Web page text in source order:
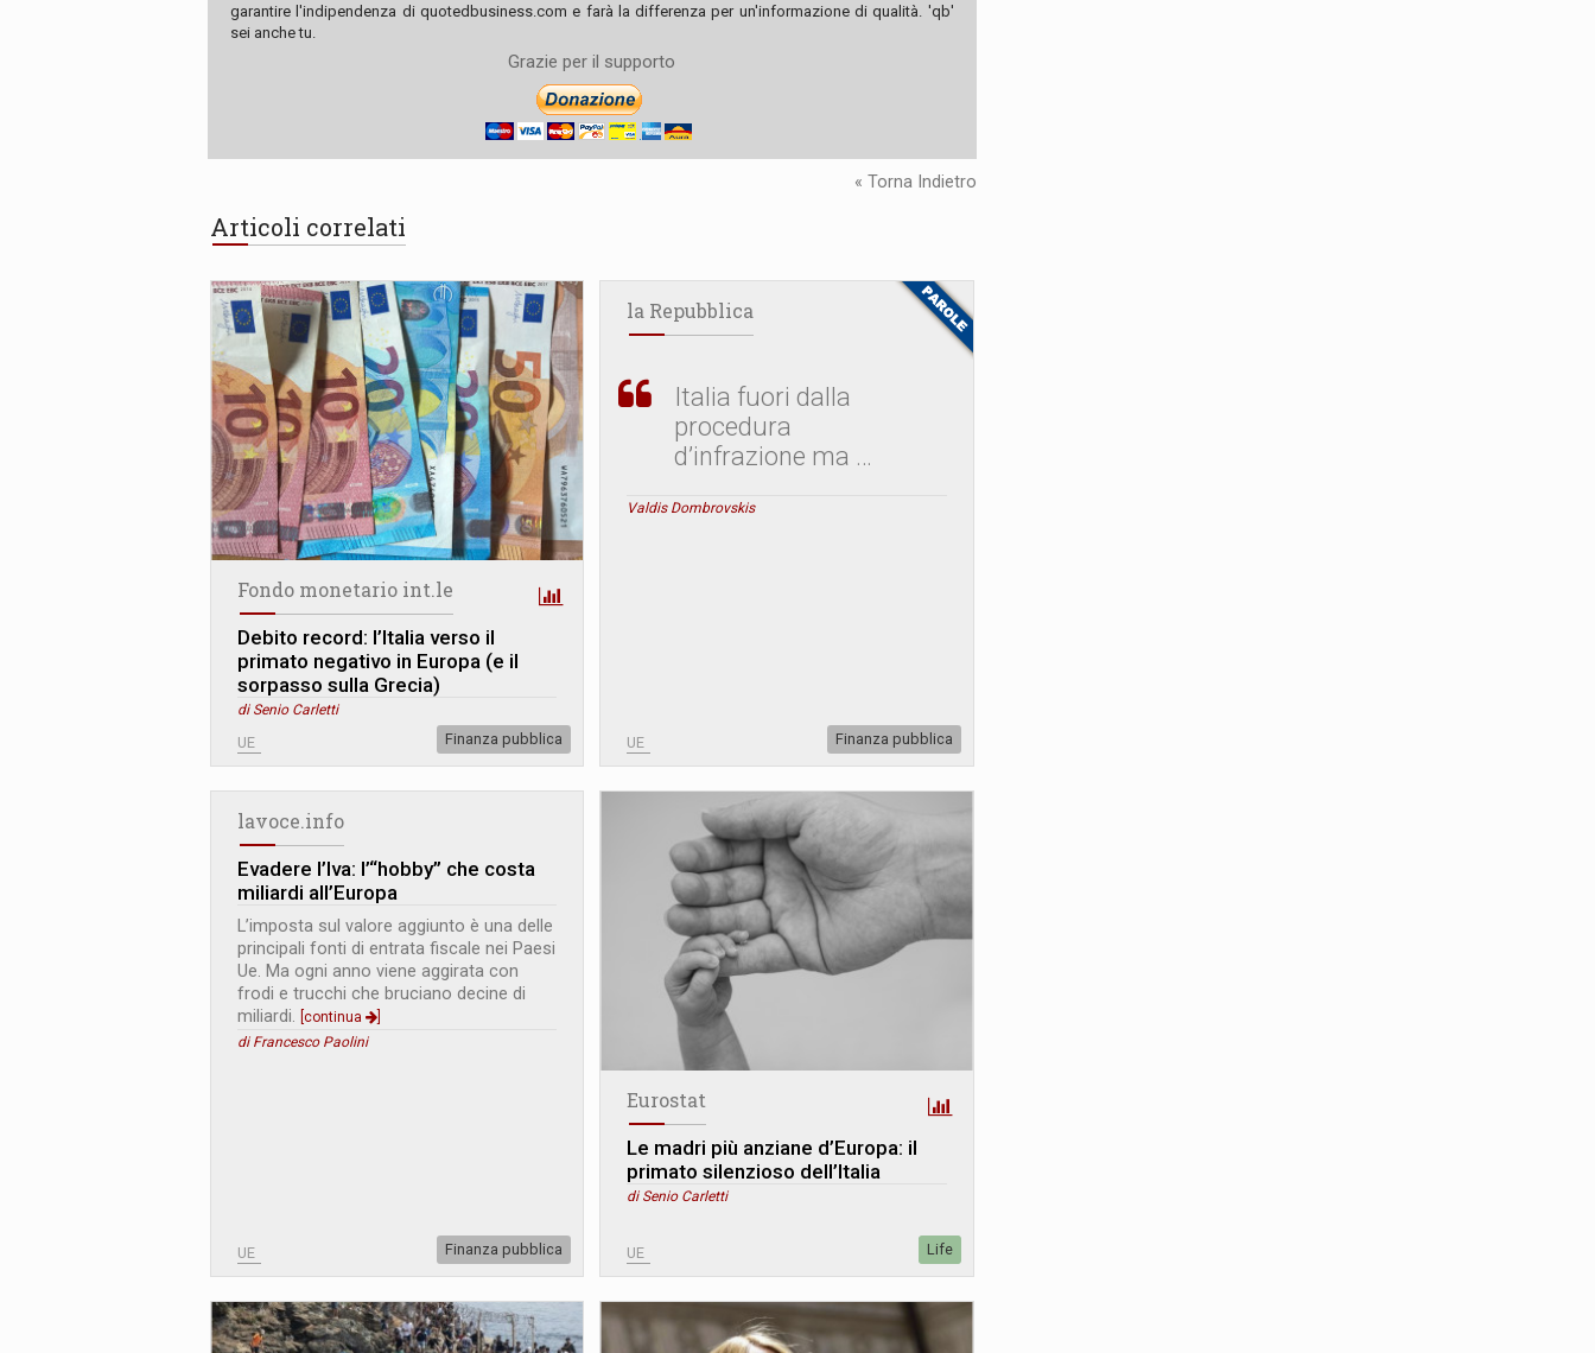
garantire l'indipendenza di quotedbusiness.com e farà la differenza per un'informazione di qualità. 'qb'
sei anche tu.
Grazie per il supporto
« Torna Indietro
Articoli correlati
Fondo monetario int.le
Debito record: l’Italia verso il
primato negativo in Europa (e il
sorpasso sulla Grecia)
di Senio Carletti
UE Finanza pubblica
la Repubblica
Italia fuori dalla
procedura
d’infrazione ma …
Valdis Dombrovskis
UE Finanza pubblica
lavoce.info
Evadere l’Iva: l’“hobby” che costa
miliardi all’Europa
L’imposta sul valore aggiunto è una delle
principali fonti di entrata fiscale nei Paesi
Ue. Ma ogni anno viene aggirata con
frodi e trucchi che bruciano decine di
miliardi. [continua
di Francesco Paolini
UE Finanza pubblica
Eurostat
Le madri più anziane d’Europa: il
primato silenzioso dell’Italia
di Senio Carletti
UE Life